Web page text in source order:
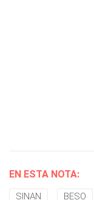
EN ESTA NOTA:
SINAN BESO